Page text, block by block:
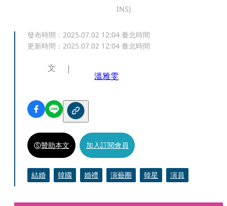
INS)
發布時間： 2025.07.02 12:04 臺北時間
更新時間： 2025.07.02 12:04 臺北時間
文
溫雅雯
贊助本文 加入訂閱會員
結婚 韓國 婚禮 演藝圈 韓星 演員